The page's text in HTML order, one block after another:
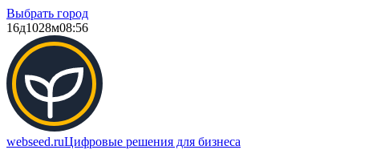
Выбрать город
16д1028м08:56
webseed.ruЦифровые решения для бизнеса